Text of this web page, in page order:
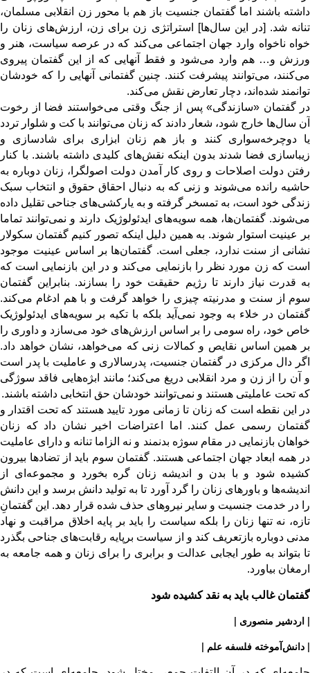
داشته باشند اما گفتمان جنسیت باز هم با محور زن انقلابی مسلمان،
تنانه شد. [در این سال‌ها] استراتژی زن برای زن، ارزش‌های زنان را
خواه ناخواه وارد جهان اجتماعی می‌کند که در عرصه سیاست، هنر و
ورزش و… هم وارد می‌شود و فقط آنهایی که از این گفتمان پیروی
می‌کنند، می‌توانند پیشرفت کنند. چنین گفتمانی آنهایی را که خودشان
توانمند شده‌اند، دچار تعارض نقش می‌کند.
در گفتمان «سازندگی» پس از جنگ وقتی می‌خواستند فضا از رخوت
آن سال‌ها خارج شود‌، شعار دادند که زنان می‌توانند با کت و شلوار تردد
یا دوچرخه‌سواری کنند و باز هم زنان ابزاری برای شادسازی و
زیباسازی فضا شدند بدون اینکه نقش‌های کلیدی داشته باشند. با کنار
رفتن دولت اصلاحات و روی کار آمدن دولت اصولگرا، زنان دوباره به
حاشیه رانده می‌شوند و زنی که به دنبال احقاق حقوق و انتخاب سبک
زندگی خود است، به تمسخر گرفته و به یارکشی‌های جناحی تقلیل داده
می‌‎شوند. گفتمان‌ها، همه سویه‌های ایدئولوژیک دارند و نمی‌توانند تماما
بر عینیت استوار شوند. به همین دلیل اینکه تصور کنیم گفتمان سکولار
نشانی از سنت ندارد، جعلی است. گفتمان‌ها بر اساس عینیت موجود
است که زن مورد نظر را بازنمایی می‌کند و در این بازنمایی است که
به قدرت نیاز دارند تا رژیم حقیقت خود را بسازند. بنابراین گفتمان
سوم از سنت و مدرنیته چیزی را خواهد گرفت و با هم ادغام می‌کند.
گفتمان در خلاء به وجود نمی‌آید بلکه با تکیه بر سویه‌های ایدئولوژیک
خاص خود، راه سومی را بر اساس ارزش‌های خود می‌سازد و داوری را
بر همین اساس نقایص و کمالات زنی که می‌خواهد، نشان خواهد داد.
اگر دال مرکزی در گفتمان جنسیت، پدرسالاری و عاملیت با پدر است
و آن را از زن و مرد انقلابی دریغ می‌کند؛ مانند ابژه‌هایی فاقد سوژگی
که تحت عاملیتی هستند و نمی‌توانند خودشان حق انتخابی داشته باشند.
در این نقطه است که زنان تا زمانی مورد تایید هستند که تحت اقتدار و
گفتمان رسمی عمل کنند. اما اعتراضات اخیر نشان داد که زنان
خواهان بازنمایی در مقام سوژه بدنمند و نه الزاما تنانه و دارای عاملیت
در همه ابعاد جهان اجتماعی هستند. گفتمان سوم باید از تضادها بیرون
کشیده شود و با بدن و اندیشه زنان گره بخورد و مجموعه‌ای از
اندیشه‌ها و باورهای زنان را گرد آورد تا به تولید دانش برسد و این دانش
را در خدمت جنسیت و سایر نیرو‌های حذف شده قرار دهد. این گفتمانِ
تازه، نه تنها زنان را بلکه سیاست را باید بر پایه اخلاق مراقبت و نهاد
مدنی دوباره بازتعریف کند و از سیاست برپایه رقابت‌های جناحی بگذرد
تا بتواند به طور ایجابی عدالت و برابری را برای زنان و همه جامعه به
ارمغان بیاورد.
گفتمان غالب باید به نقد کشیده شود
| اردشیر منصوری |
| دانش‌آموخته فلسفه علم |